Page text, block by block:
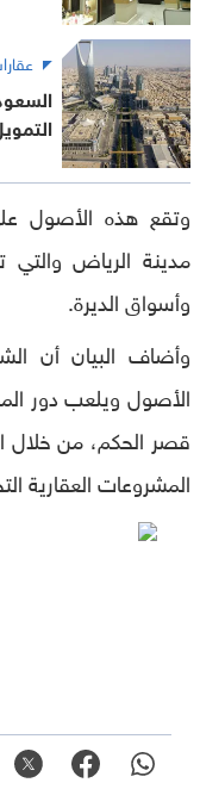
وتقع هذه الأصول
مدينة الرياض والتي
وأسواق الديرة.
وأضاف البيان أن
الأصول ويلعب دور
قصر الحكم، من خلال
المشروعات العقارية